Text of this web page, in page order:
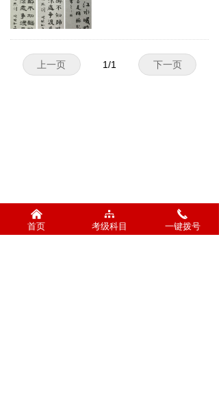
上一页 下一页
1/1
낀
首页
뀒
考级科目
끅
一键拨号